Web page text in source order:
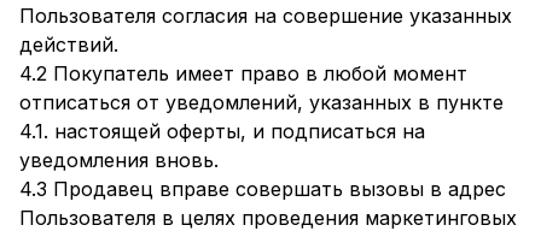
Пользователя согласия на совершение указанных
действий.
4.2 Покупатель имеет право в любой момент
отписаться от уведомлений, указанных в пункте
4.1. настоящей оферты, и подписаться на
уведомления вновь.
4.3 Продавец вправе совершать вызовы в адрес
Пользователя в целях проведения маркетинговых